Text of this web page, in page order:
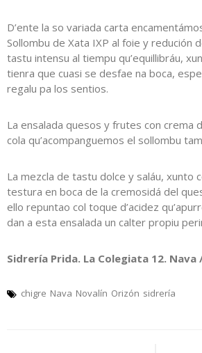
D’ente la so variada carta
Sollombu de Xata IXP al foie y redución
tastu intensu al tiempu qu’equillibráu,
tienra que cuasi se desfae na boca,
regalu pa los sentios.
La ensalada quesos y frutes con crema
cola qu’acompanguemos el sollombu
La mezcla de tastu dolce y saláu, xunto
testura en boca de la cremosidá del
ello repuntao col toque d’acidez
dan a esta ensalada un calter propiu
Sidrería Prida. La Colegiata 12. Nava
chigre Nava Novalín Orizón sidrería